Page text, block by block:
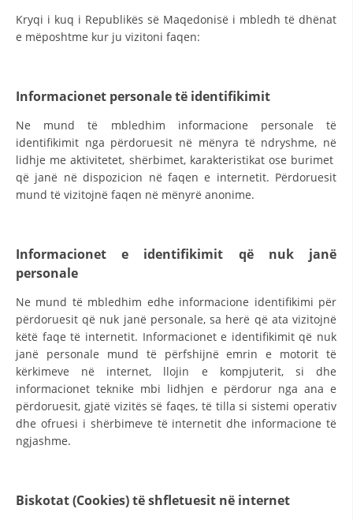
KONTAKT INFORMACIONE
LIGJI I KRYQIT TË KUQ
STATUTI I KRYQIT TË KUQ
ORGANIZIMI DHE ZHVILLIMI
STRUKTURA DHE STRUKTURA ORGANIZATIVE
DISEMINIMI
DREJTA NDERKOMBETARE HUMANITARE
PROMOVIMI I VLERAVE HUMANE
Kryqi i kuq i Republikës së Maqedonisë i mbledh të dhënat
e mëposhtme kur ju vizitoni faqen:
Informacionet personale të identifikimit
Ne mund të mbledhim informacione personale të
identifikimit nga përdoruesit në mënyra të ndryshme, në
lidhje me aktivitetet, shërbimet, karakteristikat ose burimet
që janë në dispozicion në faqen e internetit. Përdoruesit
mund të vizitojnë faqen në mënyrë anonime.
Informacionet e identifikimit që nuk janë
personale
Ne mund të mbledhim edhe informacione identifikimi për
përdoruesit që nuk janë personale, sa herë që ata vizitojnë
këtë faqe të internetit. Informacionet e identifikimit që nuk
janë personale mund të përfshijnë emrin e motorit të
kërkimeve në internet, llojin e kompjuterit, si dhe
informacionet teknike mbi lidhjen e përdorur nga ana e
përdoruesit, gjatë vizitës së faqes, të tilla si sistemi operativ
dhe ofruesi i shërbimeve të internetit dhe informacione të
ngjashme.
Biskotat (Cookies) të shfletuesit në internet